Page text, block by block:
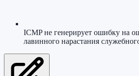
ICMP не генерирует ошибку на
лавинного нарастания